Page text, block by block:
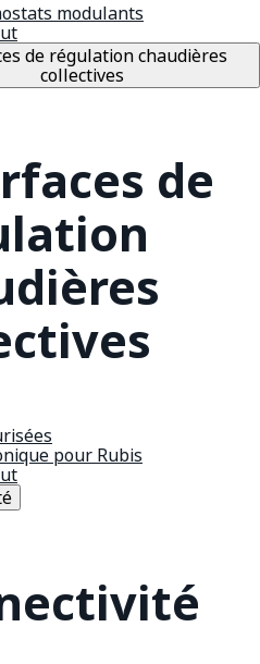
modulants
de régulation chaudières
collectives
de
pour Rubis